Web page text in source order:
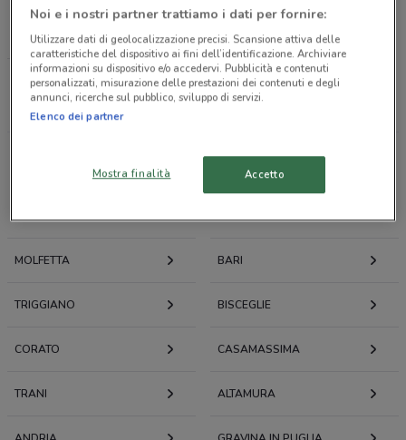
LOACKER
Tutti i negozi
Volantini e offerte intorno a Bitonto
MOLFETTA BARI
TRIGGIANO BISCEGLIE
CORATO CASAMASSIMA
TRANI ALTAMURA
Noi e i nostri partner trattiamo i dati per fornire:
Utilizzare dati di geolocalizzazione precisi. Scansione attiva delle
caratteristiche del dispositivo ai fini dell’identificazione. Archiviare
informazioni su dispositivo e/o accedervi. Pubblicità e contenuti
personalizzati, misurazione delle prestazioni dei contenuti e degli
annunci, ricerche sul pubblico, sviluppo di servizi.
Elenco dei partner
Mostra finalità Accetto